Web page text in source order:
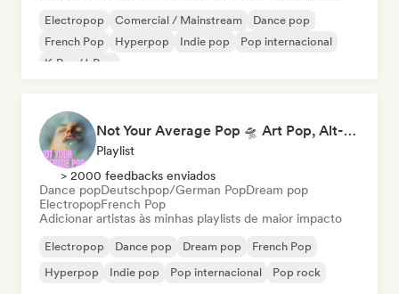
Electropop Comercial / Mainstream
Dance pop
French Pop
Hyperpop Indie pop
Pop internacional
K-Pop/J-Pop
Not Your Average Pop 🛸 Art Pop, Alt-Pop & Indie Pop
Playlist
> 2000 feedbacks enviados
Dance popDeutschpop/German PopDream pop
ElectropopFrench Pop
Adicionar artistas às minhas playlists de maior impacto
Electropop Dance pop Dream pop
French Pop
Hyperpop
Indie pop Pop internacional Pop rock